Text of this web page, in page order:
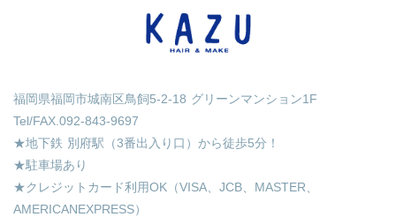
福岡県福岡市城南区鳥飼5-2-18 グリーンマンション1F
Tel/FAX.092-843-9697
★地下鉄 別府駅（3番出入り口）から徒歩5分！
★駐車場あり
★クレジットカード利用OK（VISA、JCB、MASTER、
AMERICANEXPRESS）